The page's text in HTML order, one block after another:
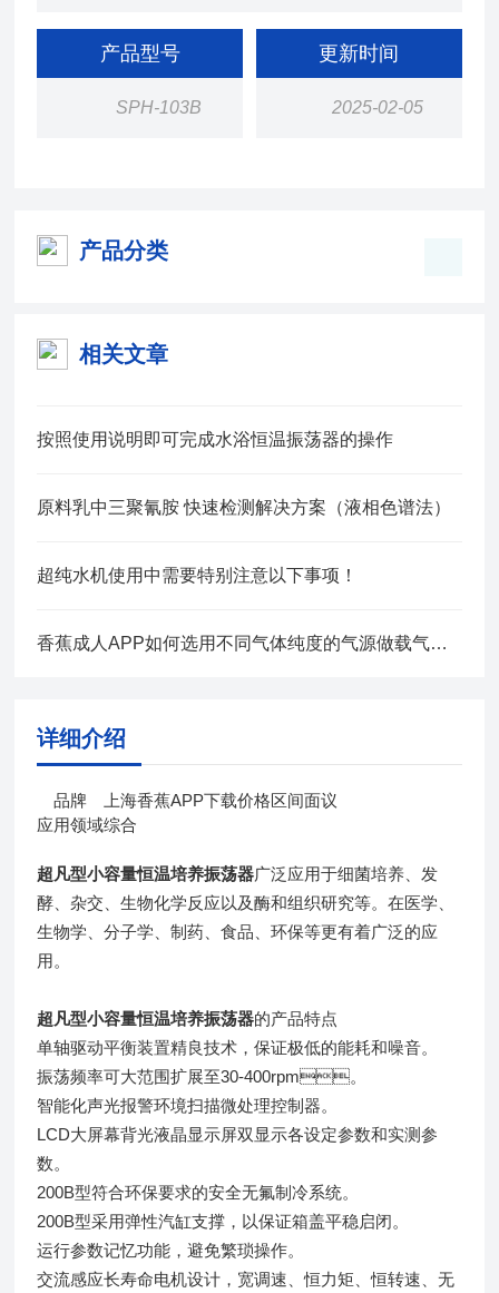
因此是国内的摇床，享有很好的声誉，
是医学、制药、食品、环保等
研究应用领域的必然之选 。
产品型号
SPH-103B
更新时间
2025-02-05
产品分类
相关文章
按照使用说明即可完成水浴恒温振荡器的操作
原料乳中三聚氰胺 快速检测解决方案（液相色谱法）
超纯水机使用中需要特别注意以下事项！
香蕉成人APP如何选用不同气体纯度的气源做载气和辅助气体
详细介绍
品牌 上海香蕉APP下载价格区间面议
应用领域综合
超凡型小容量恒温培养振荡器广泛应用于细菌培养、发
酵、杂交、生物化学反应以及酶和组织研究等。在医学、
生物学、分子学、制药、食品、环保等更有着广泛的应
用。
超凡型小容量恒温培养振荡器的产品特点
单轴驱动平衡装置精良技术，保证极低的能耗和噪音。
振荡频率可大范围扩展至30-400rpm。
智能化声光报警环境扫描微处理控制器。
LCD大屏幕背光液晶显示屏双显示各设定参数和实测参
数。
200B型符合环保要求的安全无氟制冷系统。
200B型采用弹性汽缸支撑，以保证箱盖平稳启闭。
运行参数记忆功能，避免繁琐操作。
交流感应长寿命电机设计，宽调速、恒力矩、恒转速、无